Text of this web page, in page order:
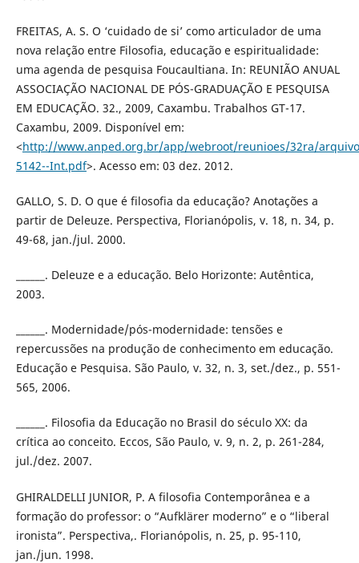
FREITAS, A. S. O ‘cuidado de si’ como articulador de uma
nova relação entre Filosofia, educação e espiritualidade:
uma agenda de pesquisa Foucaultiana. In: REUNIÃO ANUAL
ASSOCIAÇÃO NACIONAL DE PÓS-GRADUAÇÃO E PESQUISA
EM EDUCAÇÃO. 32., 2009, Caxambu. Trabalhos GT-17.
Caxambu, 2009. Disponível em:
<http://www.anped.org.br/app/webroot/reunioes/32ra/
5142--Int.pdf>. Acesso em: 03 dez. 2012.
GALLO, S. D. O que é filosofia da educação? Anotações a
partir de Deleuze. Perspectiva, Florianópolis, v. 18, n. 34, p.
49-68, jan./jul. 2000.
______. Deleuze e a educação. Belo Horizonte: Autêntica,
2003.
______. Modernidade/pós-modernidade: tensões e
repercussões na produção de conhecimento em educação.
Educação e Pesquisa. São Paulo, v. 32, n. 3, set./dez., p. 551-
565, 2006.
______. Filosofia da Educação no Brasil do século XX: da
crítica ao conceito. Eccos, São Paulo, v. 9, n. 2, p. 261-284,
jul./dez. 2007.
GHIRALDELLI JUNIOR, P. A filosofia Contemporânea e a
formação do professor: o “Aufklärer moderno” e o “liberal
ironista”. Perspectiva,. Florianópolis, n. 25, p. 95-110,
jan./jun. 1998.